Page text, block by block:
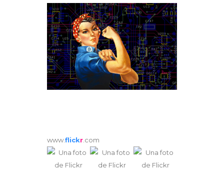
www.flickr.com